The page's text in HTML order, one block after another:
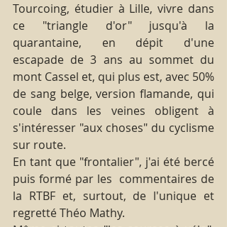
Tourcoing, étudier à Lille, vivre dans
ce "triangle d'or" jusqu'à la
quarantaine, en dépit d'une
escapade de 3 ans au sommet du
mont Cassel et, qui plus est, avec 50%
de sang belge, version flamande, qui
coule dans les veines obligent à
s'intéresser "aux choses" du cyclisme
sur route.
En tant que "frontalier", j'ai été bercé
puis formé par les  commentaires de
la RTBF et, surtout, de l'unique et
regretté Théo Mathy.